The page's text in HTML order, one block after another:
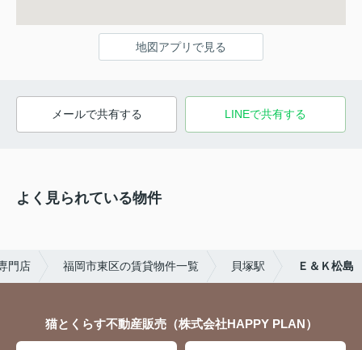
地図アプリで見る
メールで共有する LINEで共有する
よく見られている物件
門店 福岡市東区の賃貸物件一覧 貝塚駅 Ｅ＆Ｋ松島
猫とくらす不動産販売（株式会社HAPPY PLAN）